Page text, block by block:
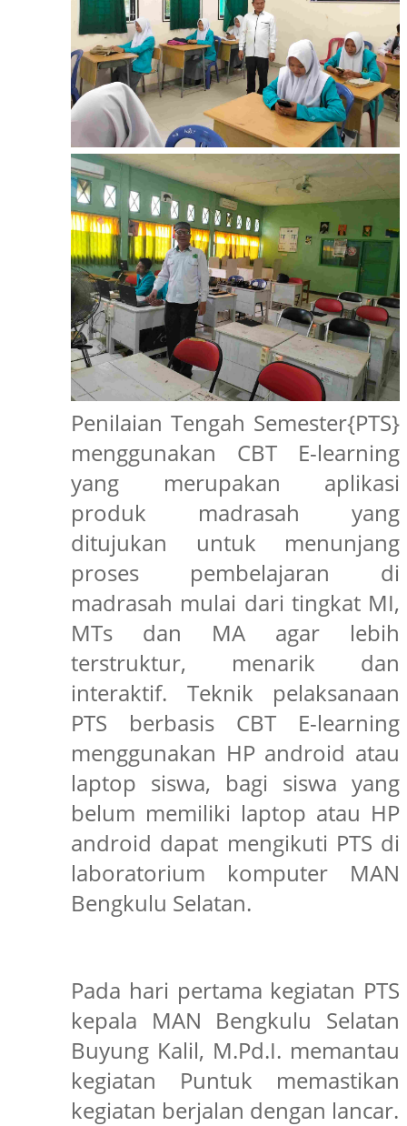
Penilaian Tengah Semester{PTS}
menggunakan CBT E-learning
yang merupakan aplikasi
produk madrasah yang
ditujukan untuk menunjang
proses pembelajaran di
madrasah mulai dari tingkat MI,
MTs dan MA agar lebih
terstruktur, menarik dan
interaktif. Teknik pelaksanaan
PTS berbasis CBT E-learning
menggunakan HP android atau
laptop siswa, bagi siswa yang
belum memiliki laptop atau HP
android dapat mengikuti PTS di
laboratorium komputer MAN
Bengkulu Selatan.
Pada hari pertama kegiatan PTS
kepala MAN Bengkulu Selatan
Buyung Kalil, M.Pd.I. memantau
kegiatan Puntuk memastikan
kegiatan berjalan dengan lancar.